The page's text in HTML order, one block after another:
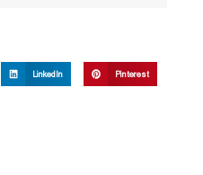
LinkedIn Pinterest